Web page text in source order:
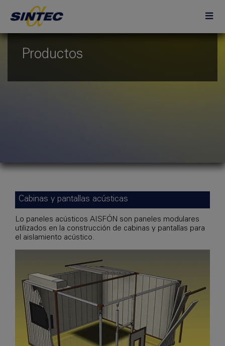
Productos
Cabinas y pantallas acústicas
Lo paneles acústicos AISFÓN son paneles modulares
utilizados en la construcción de cabinas y pantallas para
el aislamiento acústico.